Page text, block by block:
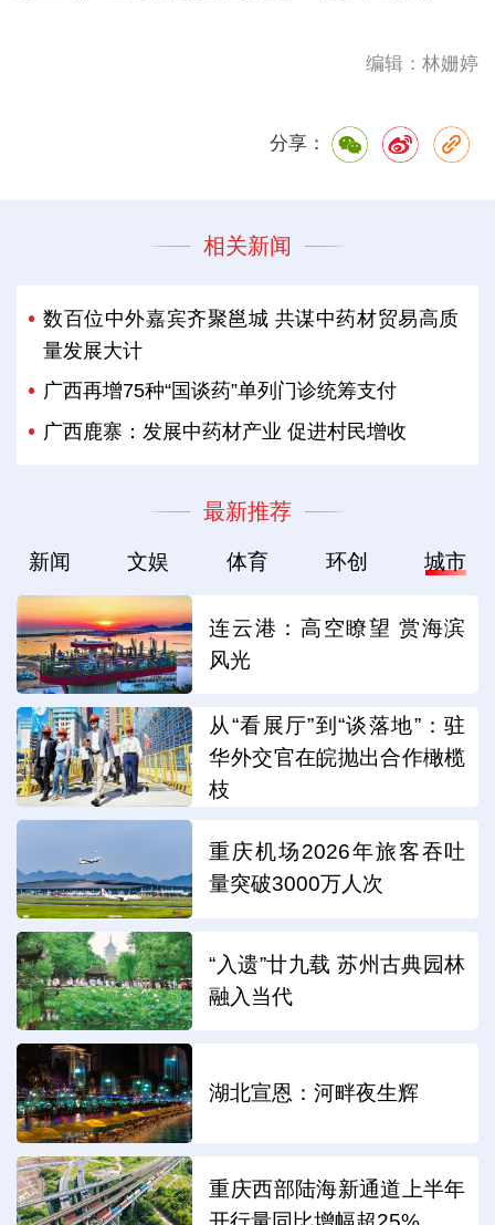
编辑：林姗婷
分享：
相关新闻
数百位中外嘉宾齐聚邕城 共谋中药材贸易高质
量发展大计
广西再增75种“国谈药”单列门诊统筹支付
广西鹿寨：发展中药材产业 促进村民增收
最新推荐
新闻 文娱 体育 环创 城市
连云港：高空瞭望 赏海滨
风光
从“看展厅”到“谈落地”：驻
华外交官在皖抛出合作橄榄
枝
重庆机场2026年旅客吞吐
量突破3000万人次
“入遗”廿九载 苏州古典园林
融入当代
湖北宣恩：河畔夜生辉
重庆西部陆海新通道上半年